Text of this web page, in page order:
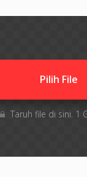
Pilih File
Taruh file di sini. 1